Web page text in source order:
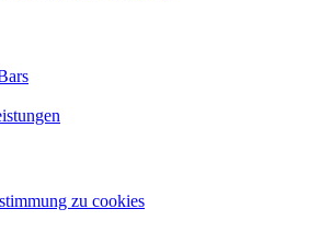
zu cookies